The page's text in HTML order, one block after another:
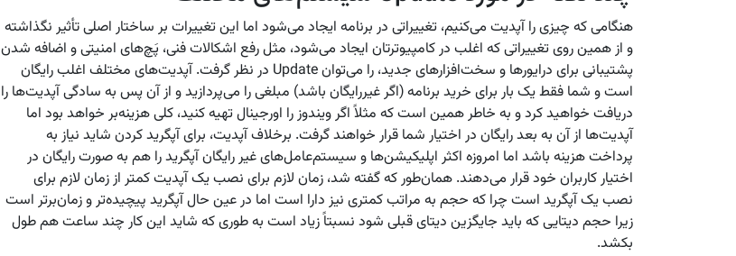
هنگامی که چیزی را آپدیت می‌‌کنیم، تغییراتی در برنامه ایجاد می‌شود اما این تغییرات بر ساختار اصلی تأثیر نگذاشته
و از همین روی تغییراتی که اغلب در کامپیوترتان ایجاد می‌شود، مثل رفع اشکالات فنی، پَچ‌های امنیتی و اضافه شدن
پشتیبانی برای درایورها و سخت‌افزارهای جدید، را می‌توان Update در نظر گرفت. آپدیت‌های مختلف اغلب رایگان
است و شما فقط یک بار برای خرید برنامه (اگر غیررایگان باشد) مبلغی را می‌پردازید و از آن پس به سادگی آپدیت‌ها را
دریافت خواهید کرد و به‌ خاطر همین است که مثلاً اگر ویندوز را اورجینال تهیه کنید، کلی هزینه‌بر خواهد بود اما
آپدیت‌ها از آن به‌ بعد رایگان در اختیار شما قرار خواهند گرفت. برخلاف آپدیت، برای آپگرید کردن شاید نیاز به
پرداخت هزینه باشد اما امروزه اکثر اپلیکیشن‌ها و سیستم‌عامل‌های غیر رایگان آپگرید را هم به‌ صورت رایگان در
اختیار کاربران خود قرار می‌دهند. همان‌طور که گفته شد، زمان لازم برای نصب یک آپدیت کمتر از زمان لازم برای
نصب یک آپگرید است چرا که حجم به‌ مراتب کمتری نیز دارا است اما در عین حال آپگرید پیچیده‌تر و زمان‌برتر است
زیرا حجم دیتایی که باید جایگزین دیتای قبلی شود نسبتاً زیاد است به‌ طوری‌ که شاید این کار چند ساعت هم طول
بکشد.